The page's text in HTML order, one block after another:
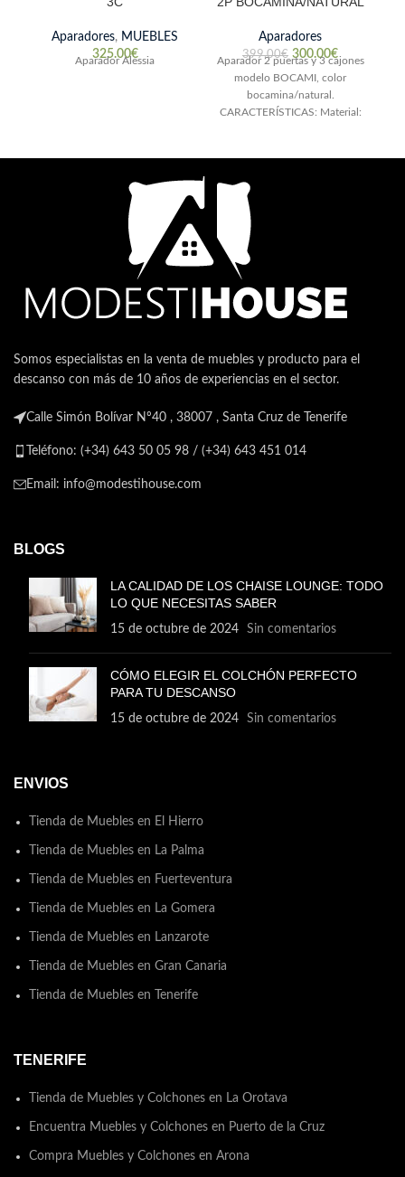
Aparadores, MUEBLES
325.00€
Aparador Alessia
Aparadores
399.00€ 300.00€
Aparador 2 puertas y 3 cajones
modelo BOCAMI, color
bocamina/natural.
CARACTERÍSTICAS: Material:
Somos especialistas en la venta de muebles y producto para el
descanso con más de 10 años de experiencias en el sector.
Calle Simón Bolívar Nº40 , 38007 , Santa Cruz de Tenerife
Teléfono: (+34) 643 50 05 98 / (+34) 643 451 014
Email: info@modestihouse.com
BLOGS
LA CALIDAD DE LOS CHAISE LOUNGE: TODO
LO QUE NECESITAS SABER
15 de octubre de 2024 Sin comentarios
CÓMO ELEGIR EL COLCHÓN PERFECTO
PARA TU DESCANSO
15 de octubre de 2024 Sin comentarios
ENVIOS
Tienda de Muebles en El Hierro
Tienda de Muebles en La Palma
Tienda de Muebles en Fuerteventura
Tienda de Muebles en La Gomera
Tienda de Muebles en Lanzarote
Tienda de Muebles en Gran Canaria
Tienda de Muebles en Tenerife
TENERIFE
Tienda de Muebles y Colchones en La Orotava
Encuentra Muebles y Colchones en Puerto de la Cruz
Compra Muebles y Colchones en Arona